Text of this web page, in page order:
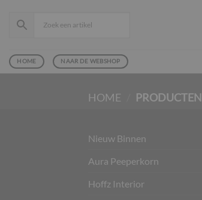
naar
HOME NAAR DE WEBSHOP
HOME
Nieuw Binnen
Aura Peeperkorn
Hoffz Interior